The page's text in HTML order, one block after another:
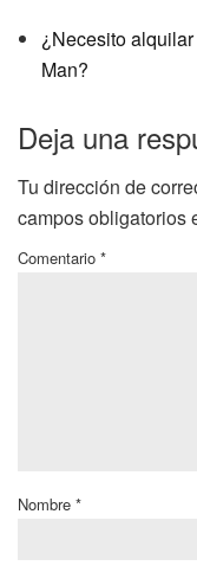
¿Necesito
Man?
Deja una
Tu dirección de
campos obligatorios
Comentario *
Nombre *